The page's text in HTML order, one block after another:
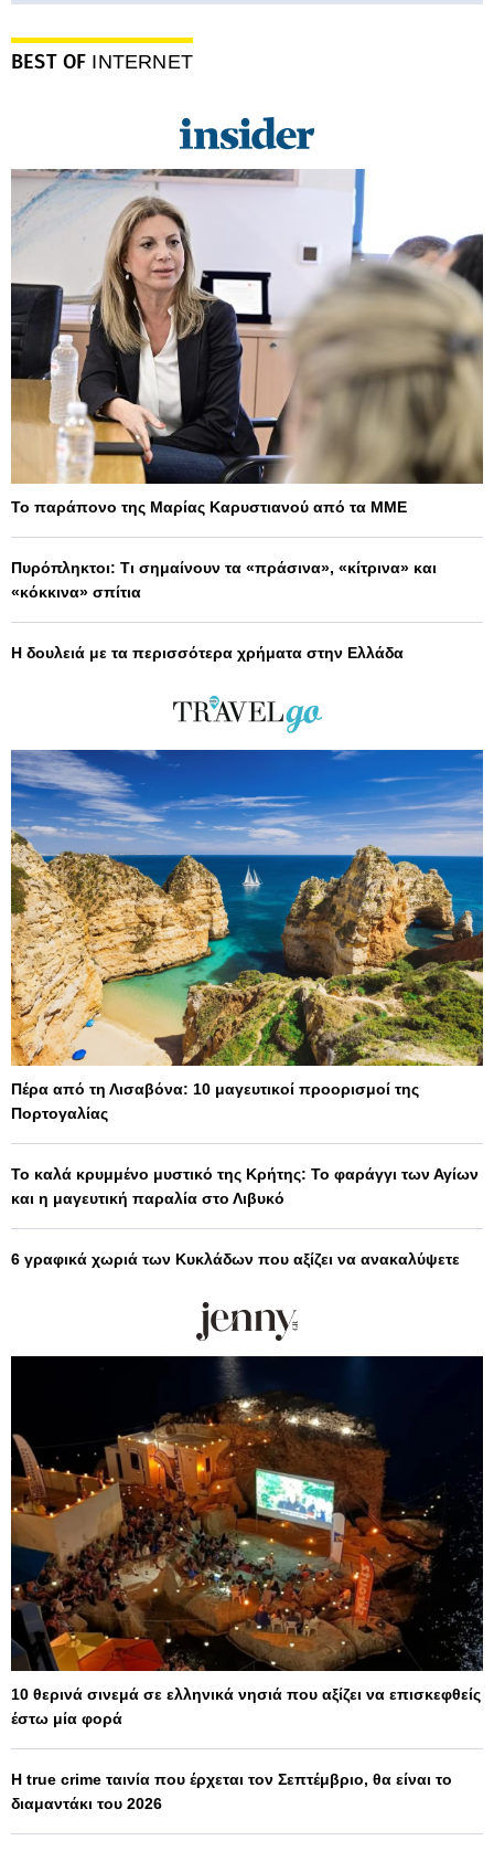
BEST OF INTERNET
Το παράπονο της Μαρίας Καρυστιανού από τα ΜΜΕ
Πυρόπληκτοι: Τι σημαίνουν τα «πράσινα», «κίτρινα» και
«κόκκινα» σπίτια
Η δουλειά με τα περισσότερα χρήματα στην Ελλάδα
Πέρα από τη Λισαβόνα: 10 μαγευτικοί προορισμοί της
Πορτογαλίας
Το καλά κρυμμένο μυστικό της Κρήτης: Το φαράγγι των Αγίων
και η μαγευτική παραλία στο Λιβυκό
6 γραφικά χωριά των Κυκλάδων που αξίζει να ανακαλύψετε
10 θερινά σινεμά σε ελληνικά νησιά που αξίζει να επισκεφθείς
έστω μία φορά
Η true crime ταινία που έρχεται τον Σεπτέμβριο, θα είναι το
διαμαντάκι του 2026